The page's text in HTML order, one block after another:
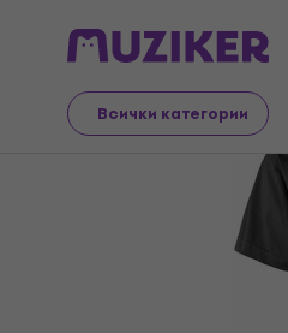
Всички категории
Merch Музикален мерч
Прекратена продажба